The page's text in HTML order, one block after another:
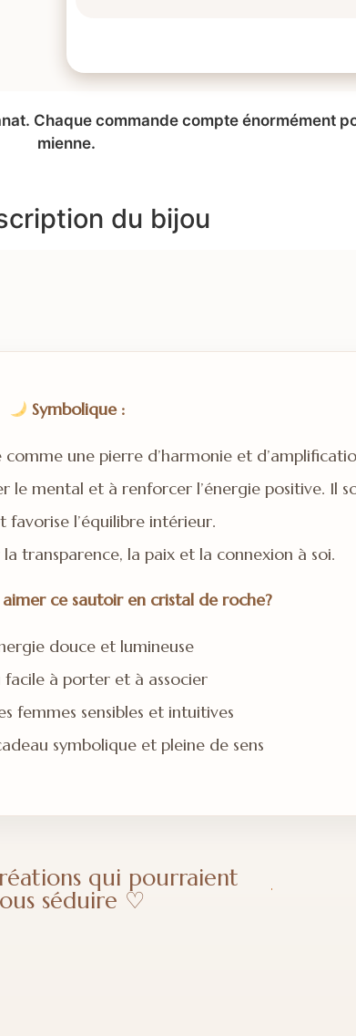
Chaque commande compte énormément
mienne.
du bijou
Symbolique :
une pierre d’harmonie et
le mental et à renforcer l’énergie positive. Il
favorise l’équilibre intérieur.
transparence, la paix et la connexion à soi.
ce sautoir en cristal de roche?
douce et lumineuse
facile à porter et à associer
femmes sensibles et intuitives
symbolique et pleine de sens
qui pourraient
séduire ♡